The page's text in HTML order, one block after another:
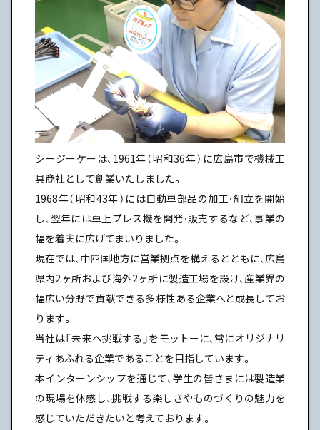
シージーケーは、1961年（昭和36年）に広島市で機械工
具商社として創業いたしました。
1968年（昭和43年）には自動車部品の加工・組立を開始
し、翌年には卓上プレス機を開発・販売するなど、事業の
幅を着実に広げてまいりました。
現在では、中四国地方に営業拠点を構えるとともに、広島
県内2ヶ所および海外2ヶ所に製造工場を設け、産業界の
幅広い分野で貢献できる多様性ある企業へと成長してお
ります。
当社は「未来へ挑戦する」をモットーに、常にオリジナリ
ティあふれる企業であることを目指しています。
本インターンシップを通じて、学生の皆さまには製造業
の現場を体感し、挑戦する楽しさやものづくりの魅力を
感じていただきたいと考えております。